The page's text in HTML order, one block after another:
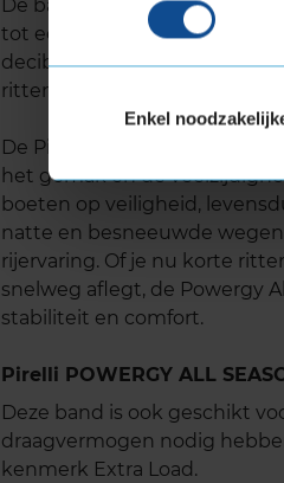
Enkel
De band is ontworpen om
tot een minimum te
decibel biedt deze band een
ritten of op ruwere wegen.
De Pirelli Powergy All
het gemak en de
boeten op veiligheid,
natte en besneeuwde
rijervaring. Of je nu korte
snelweg aflegt, de Powergy
stabiliteit en comfort.
Pirelli POWERGY ALL
Deze band is ook geschikt
draagvermogen nodig
kenmerk Extra Load.